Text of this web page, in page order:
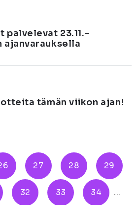
palvelevat 23.11.–
ajanvarauksella
tämän viikon ajan!
27 28 29
32 33 34 ...